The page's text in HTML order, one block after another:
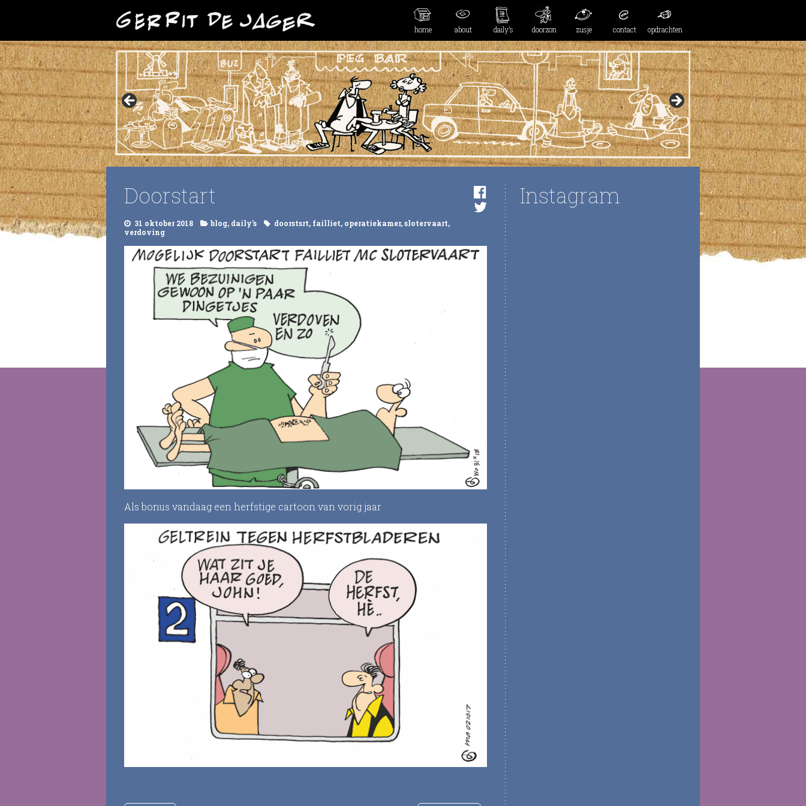
home about daily’s doorzon zusje contact opdrachten
Doorstart
31 oktober 2018 blog, daily's doorstsrt, failliet, operatiekamer,slotervaart,
verdoving
Als bonus vandaag een herfstige cartoon van vorig jaar
Instagram